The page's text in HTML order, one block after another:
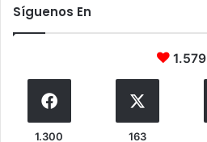
Síguenos En
1.579
1.300 163